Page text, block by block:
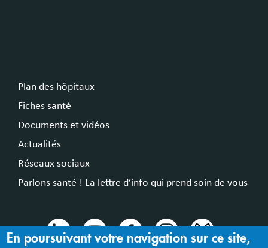
Plan des hôpitaux
Fiches santé
Documents et vidéos
Actualités
Réseaux sociaux
Parlons santé ! La lettre d’info qui prend soin de vous
En poursuivant votre navigation sur ce site,